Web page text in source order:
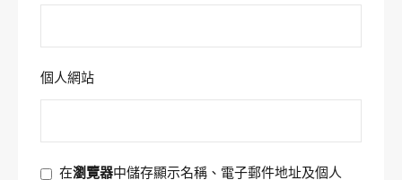
個人網站
在瀏覽器中儲存顯示名稱、電子郵件地址及個人